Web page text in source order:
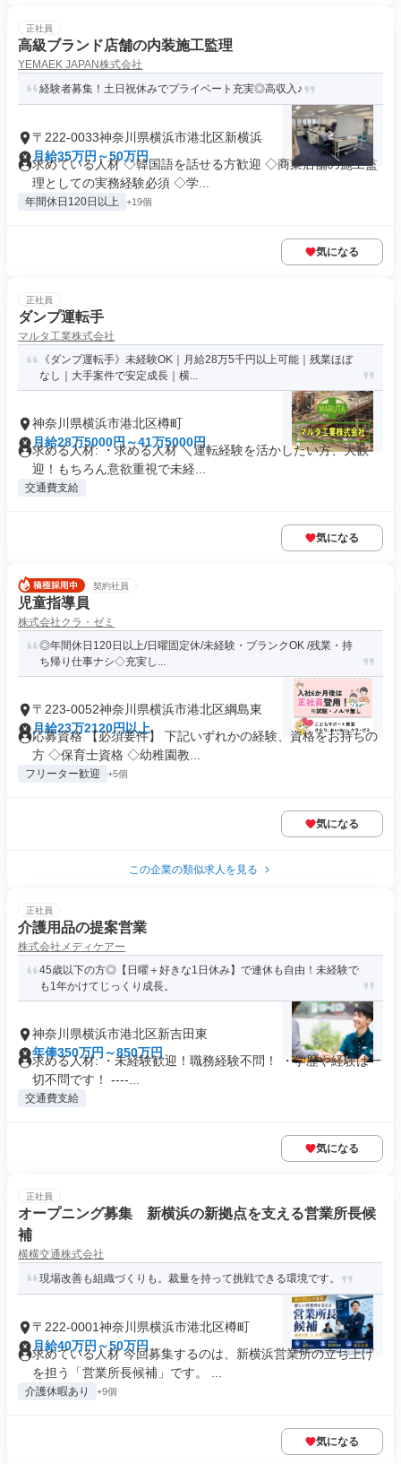
正社員
高級ブランド店舗の内装施工監理
YEMAEK JAPAN株式会社
経験者募集！土日祝休みでプライベート充実◎高収入♪
〒222-0033神奈川県横浜市港北区新横浜
月給35万円～50万円
求めている人材 ◇韓国語を話せる方歓迎 ◇商業店舗の施工監
理としての実務経験必須 ◇学...
年間休日120日以上 +19個
気になる
正社員
ダンプ運転手
マルタ工業株式会社
《ダンプ運転手》未経験OK｜月給28万5千円以上可能｜残業ほぼ
なし｜大手案件で安定成長｜横...
神奈川県横浜市港北区樽町
月給28万5000円～41万5000円
求める人材: ・求める人材 ＼運転経験を活かしたい方、大歓
迎！もちろん意欲重視で未経...
交通費支給
気になる
契約社員
児童指導員
株式会社クラ・ゼミ
◎年間休日120日以上/日曜固定休/未経験・ブランクOK /残業・持
ち帰り仕事ナシ◇充実し...
〒223-0052神奈川県横浜市港北区綱島東
月給23万2120円以上
応募資格 【必須要件】 下記いずれかの経験、資格をお持ちの
方 ◇保育士資格 ◇幼稚園教...
フリーター歓迎 +5個
気になる
この企業の類似求人を見る
正社員
介護用品の提案営業
株式会社メディケアー
45歳以下の方◎【日曜＋好きな1日休み】で連休も自由！未経験で
も1年かけてじっくり成長。
神奈川県横浜市港北区新吉田東
年俸350万円～850万円
求める人材: ・未経験歓迎！職務経験不問！ ・学歴や経験は一
切不問です！ ----...
交通費支給
気になる
正社員
オープニング募集 新横浜の新拠点を支える営業所長候
補
横横交通株式会社
現場改善も組織づくりも。裁量を持って挑戦できる環境です。
〒222-0001神奈川県横浜市港北区樽町
月給40万円～50万円
求めている人材 今回募集するのは、新横浜営業所の立ち上げ
を担う「営業所長候補」です。 ...
介護休暇あり +9個
気になる